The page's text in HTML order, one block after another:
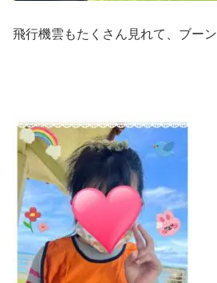
飛行機雲もたくさん見れて、ブー